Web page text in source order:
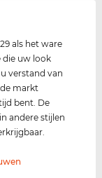
als het ware
die uw look
verstand van
markt
bent. De
andere stijlen